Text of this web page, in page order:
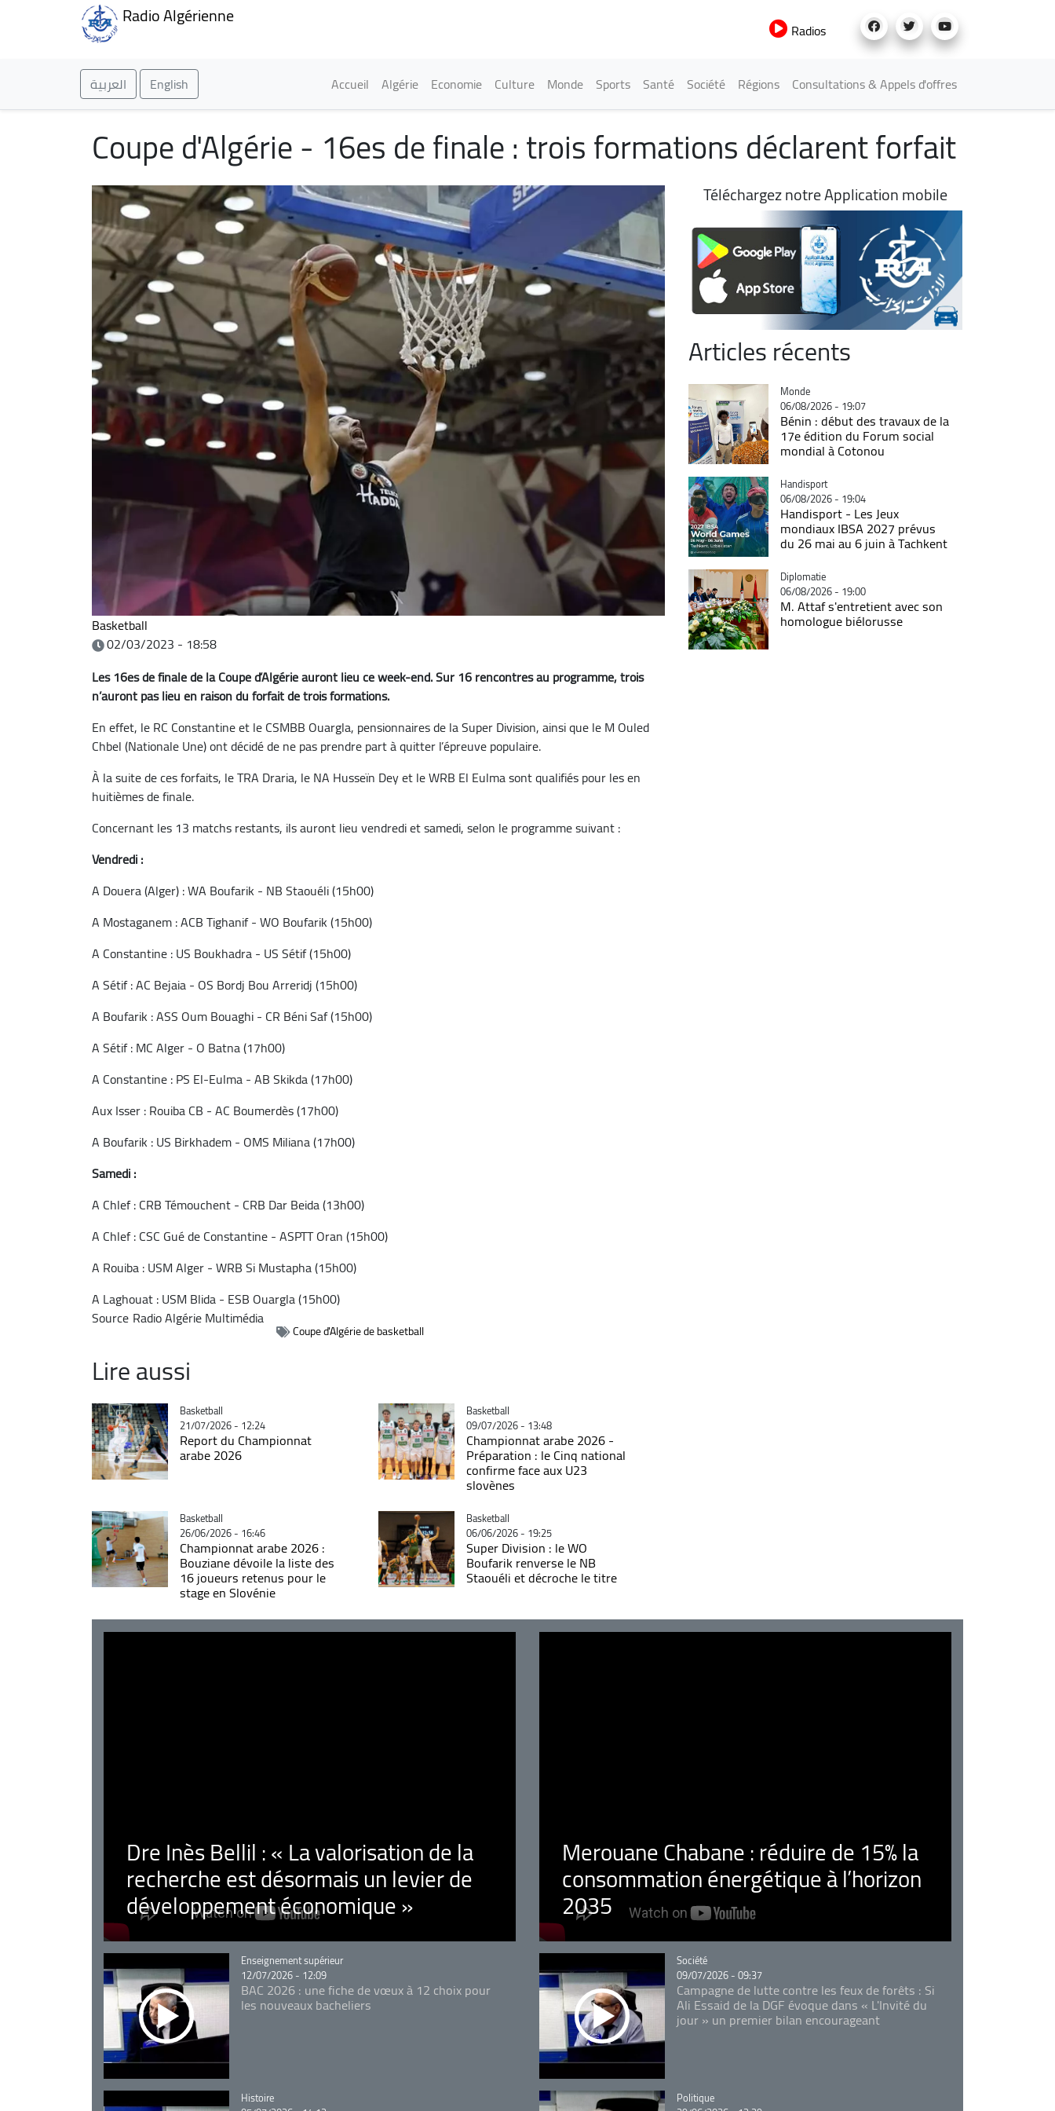
Radio Algérienne
Radios
العربية English Main navigation
Accueil Algérie Economie Culture Monde Sports Santé Société Régions Consultations & Appels d'offres
Coupe d'Algérie - 16es de finale : trois formations déclarent forfait
Basketball
02/03/2023 - 18:58
Les 16es de finale de la Coupe d’Algérie auront lieu ce week-end. Sur 16 rencontres au programme, trois
n’auront pas lieu en raison du forfait de trois formations.
En effet, le RC Constantine et le CSMBB Ouargla, pensionnaires de la Super Division, ainsi que le M Ouled
Chbel (Nationale Une) ont décidé de ne pas prendre part à quitter l’épreuve populaire.
À la suite de ces forfaits, le TRA Draria, le NA Husseïn Dey et le WRB El Eulma sont qualifiés pour les en
huitièmes de finale.
Concernant les 13 matchs restants, ils auront lieu vendredi et samedi, selon le programme suivant :
Vendredi :
A Douera (Alger) : WA Boufarik - NB Staouéli (15h00)
A Mostaganem : ACB Tighanif - WO Boufarik (15h00)
A Constantine : US Boukhadra - US Sétif (15h00)
A Sétif : AC Bejaia - OS Bordj Bou Arreridj (15h00)
A Boufarik : ASS Oum Bouaghi - CR Béni Saf (15h00)
A Sétif : MC Alger - O Batna (17h00)
A Constantine : PS El-Eulma - AB Skikda (17h00)
Aux Isser : Rouiba CB - AC Boumerdès (17h00)
A Boufarik : US Birkhadem - OMS Miliana (17h00)
Samedi :
A Chlef : CRB Témouchent - CRB Dar Beida (13h00)
A Chlef : CSC Gué de Constantine - ASPTT Oran (15h00)
A Rouiba : USM Alger - WRB Si Mustapha (15h00)
A Laghouat : USM Blida - ESB Ouargla (15h00)
Source Radio Algérie Multimédia
Coupe d'Algérie de basketball
Lire aussi
Catégorie
Basketball
21/07/2026 - 12:24
Report du Championnat
arabe 2026
Catégorie
Basketball
09/07/2026 - 13:48
Championnat arabe 2026 -
Préparation : le Cinq national
confirme face aux U23
slovènes
Catégorie
Basketball
26/06/2026 - 16:46
Championnat arabe 2026 :
Bouziane dévoile la liste des
16 joueurs retenus pour le
stage en Slovénie
Catégorie
Basketball
06/06/2026 - 19:25
Super Division : le WO
Boufarik renverse le NB
Staouéli et décroche le titre
Téléchargez notre Application mobile
Articles récents
Catégorie
Monde
06/08/2026 - 19:07
Bénin : début des travaux de la
17e édition du Forum social
mondial à Cotonou
Catégorie
Handisport
06/08/2026 - 19:04
Handisport - Les Jeux
mondiaux IBSA 2027 prévus
du 26 mai au 6 juin à Tachkent
Catégorie
Diplomatie
06/08/2026 - 19:00
M. Attaf s'entretient avec son
homologue biélorusse
Dre Inès Bellil : « La valorisation de la
recherche est désormais un levier de
développement économique »
Merouane Chabane : réduire de 15% la
consommation énergétique à l’horizon
2035
Catégorie
Enseignement supérieur
12/07/2026 - 12:09
BAC 2026 : une fiche de vœux à 12 choix pour
les nouveaux bacheliers
Catégorie
Société
09/07/2026 - 09:37
Campagne de lutte contre les feux de forêts : Si
Ali Essaid de la DGF évoque dans « L'Invité du
jour » un premier bilan encourageant
Catégorie
Histoire Catégorie
Politique